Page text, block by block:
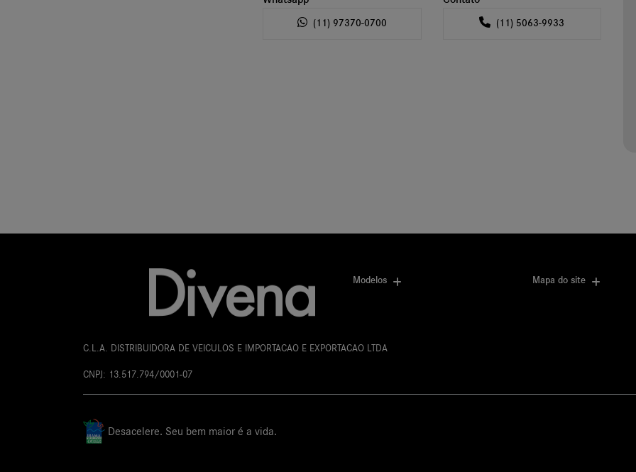
(11) 5063-9933
(11) 97370-0700
Modelos Mapa do site
C.L.A. DISTRIBUIDORA DE VEICULOS E IMPORTACAO E EXPORTACAO LTDA
CNPJ: 13.517.794/0001-07
Desacelere. Seu bem maior é a vida.